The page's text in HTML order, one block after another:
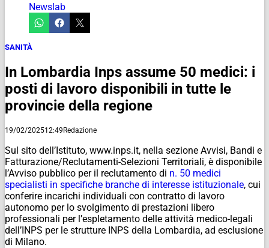
Newslab
SANITÀ
In Lombardia Inps assume 50 medici: i
posti di lavoro disponibili in tutte le
provincie della regione
19/02/202512:49Redazione
Sul sito dell’Istituto, www.inps.it, nella sezione Avvisi, Bandi e
Fatturazione/Reclutamenti-Selezioni Territoriali, è disponibile
l’Avviso pubblico per il reclutamento di n. 50 medici
specialisti in specifiche branche di interesse istituzionale, cui
conferire incarichi individuali con contratto di lavoro
autonomo per lo svolgimento di prestazioni libero
professionali per l’espletamento delle attività medico-legali
dell’INPS per le strutture INPS della Lombardia, ad esclusione
di Milano.